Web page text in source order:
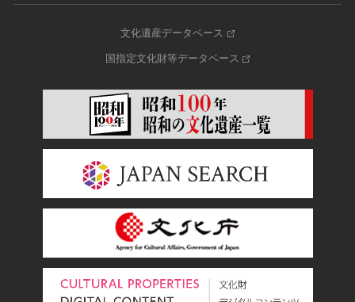
文化遺産データベース
国指定文化財等データベース